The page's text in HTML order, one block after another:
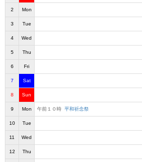
2 Mon
3 Tue
4 Wed
5 Thu
6 Fri
7 Sat
8 Sun
9 Mon 午前１０時 平和祈念祭
10 Tue
11 Wed
12 Thu